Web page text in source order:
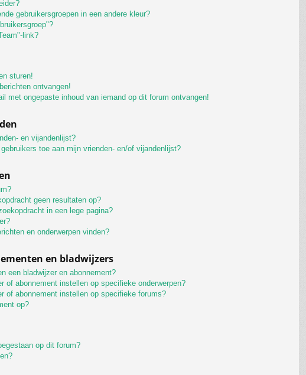
gebruikersgroepen in een andere kleur?
link?
sturen!
ontvangen!
met ongepaste inhoud van iemand op dit forum ontvangen!
en vijandenlijst?
toe aan mijn vrienden- en/of vijandenlijst?
geen resultaten op?
in een lege pagina?
en onderwerpen vinden?
en bladwijzers
een bladwijzer en abonnement?
of abonnement instellen op specifieke onderwerpen?
of abonnement instellen op specifieke forums?
op?
op dit forum?